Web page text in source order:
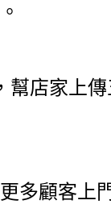
幫店家上
多顧客上